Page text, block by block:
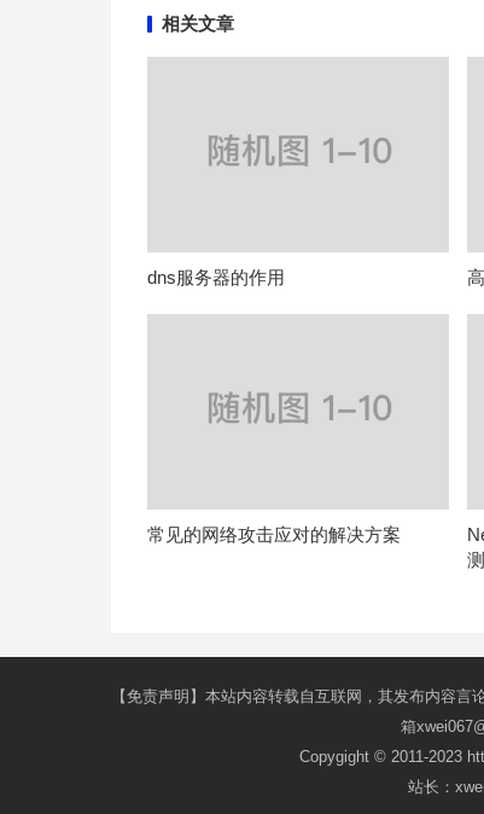
相关文章
dns服务器的作用
常见的网络攻击应对的解决方案
【免责声明】本站内容转载自互联网，其发布内容
箱
Copygight © 2011-2023
站长：